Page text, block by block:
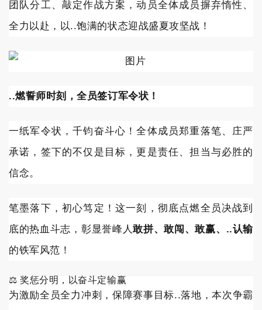
团队分工、敲定作战方案，动员全体成员摒弃惰性、
全力以赴，以..饱满的状态迎战盛夏攻坚战！
..燃誓师时刻，全员签订军令状！
一纸军令状，千钧奋斗心！全体成员郑重落笔、庄严
承诺，签下的不仅是目标，更是责任、担当与必胜的
信念。
笔墨落下，初心笃定！这一刻，彻底点燃全员决战到
底的热血斗志，彰显誉峰人敢拼、敢闯、敢赢、..认输
的铁军风范！
⚖️ 奖惩分明，以奋斗定输赢
为激励全员全力冲刺，保障赛事目标..落地，本次争霸